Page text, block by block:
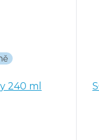
240 ml